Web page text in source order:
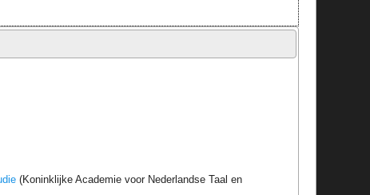
(Koninklijke Academie voor Nederlandse Taal en